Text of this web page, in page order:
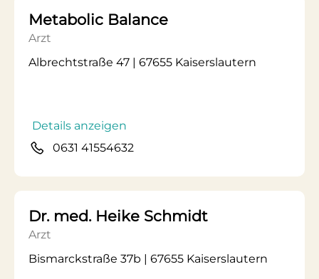
Metabolic Balance
Arzt
Albrechtstraße 47 | 67655 Kaiserslautern
Details anzeigen
0631 41554632
Dr. med. Heike Schmidt
Arzt
Bismarckstraße 37b | 67655 Kaiserslautern